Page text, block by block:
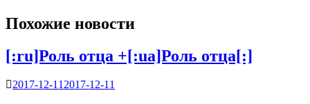
Похожие новости
[:ru]Роль отца +[:ua]Роль отца[:]
2017-12-112017-12-11